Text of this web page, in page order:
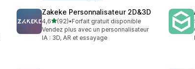
Zakeke Personnalisateur 2D&3D
4,6étoile(s) sur 5
(92)
92 avis au total
•Forfait gratuit disponible
Vendez plus avec un personnalisateur
IA : 3D, AR et essayage